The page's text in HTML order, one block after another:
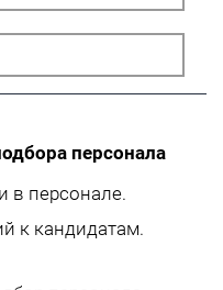
персонала
в персонале.
к кандидатам.